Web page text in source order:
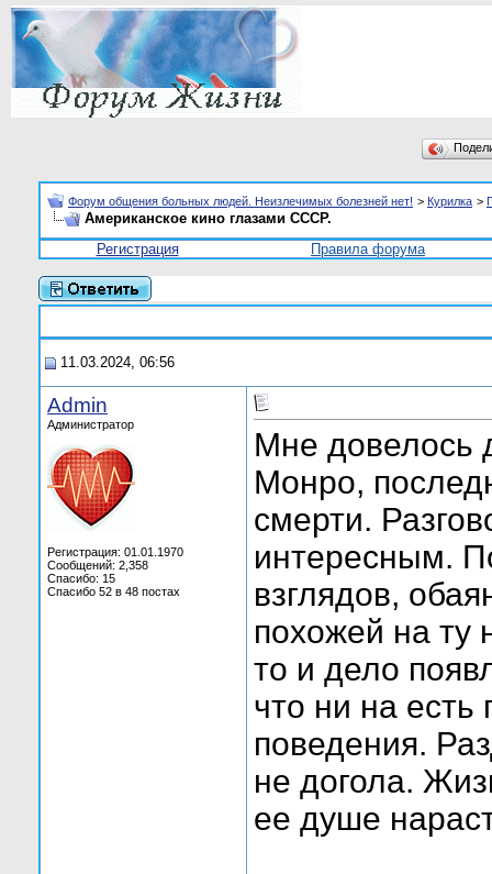
Форум общения больных людей. Неизлечимых болезней нет! > Курилка >
Американское кино глазами СССР.
Регистрация
Правила форума
11.03.2024, 06:56
Admin
Администратор
Регистрация: 01.01.1970
Сообщений: 2,358
Спасибо: 15
Спасибо 52 в 48 постах
Мне довелось
Монро,
смерти.
интересным.
взглядов,
похожей на ту
то и дело
что ни на есть
поведения.
не догола.
ее душе